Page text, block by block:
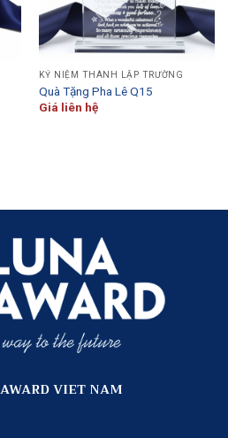
KỶ NIỆM THÀNH LẬP TRƯỜNG
Quà Tặng Pha Lê Q15
Giá liên hệ
VIET NAM